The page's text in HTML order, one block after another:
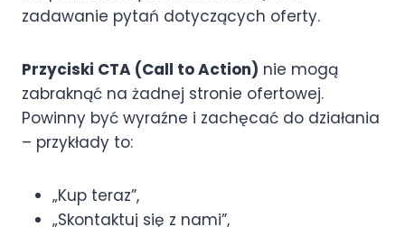
zadawanie pytań dotyczących oferty.
Przyciski CTA (Call to Action) nie mogą
zabraknąć na żadnej stronie ofertowej.
Powinny być wyraźne i zachęcać do działania
– przykłady to:
„Kup teraz”,
„Skontaktuj się z nami”,